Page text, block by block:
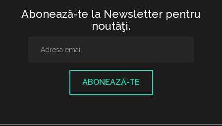
Abonează-te la Newsletter pentru
noutăţi.
ABONEAZĂ-TE